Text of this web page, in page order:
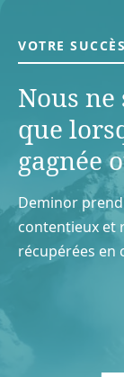
VOTRE
Nous
que
gagnée
Deminor
contentieux et
récupérées en